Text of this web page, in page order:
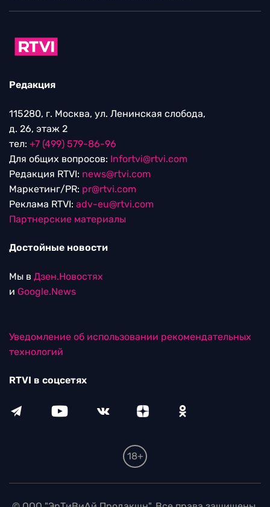
Редакция
115280, г. Москва, ул. Ленинская слобода,
д. 26, этаж 2
тел: +7 (499) 579-86-96
Для общих вопросов: Infortvi@rtvi.com
Редакция RTVI: news@rtvi.com
Маркетинг/PR: pr@rtvi.com
Реклама RTVI: adv-eu@rtvi.com
Партнерские материалы
Достойные новости
Мы в Дзен.Новостях
и Google.News
Уведомление об использовании рекомендательных
технологий
RTVI в соцсетях
18+